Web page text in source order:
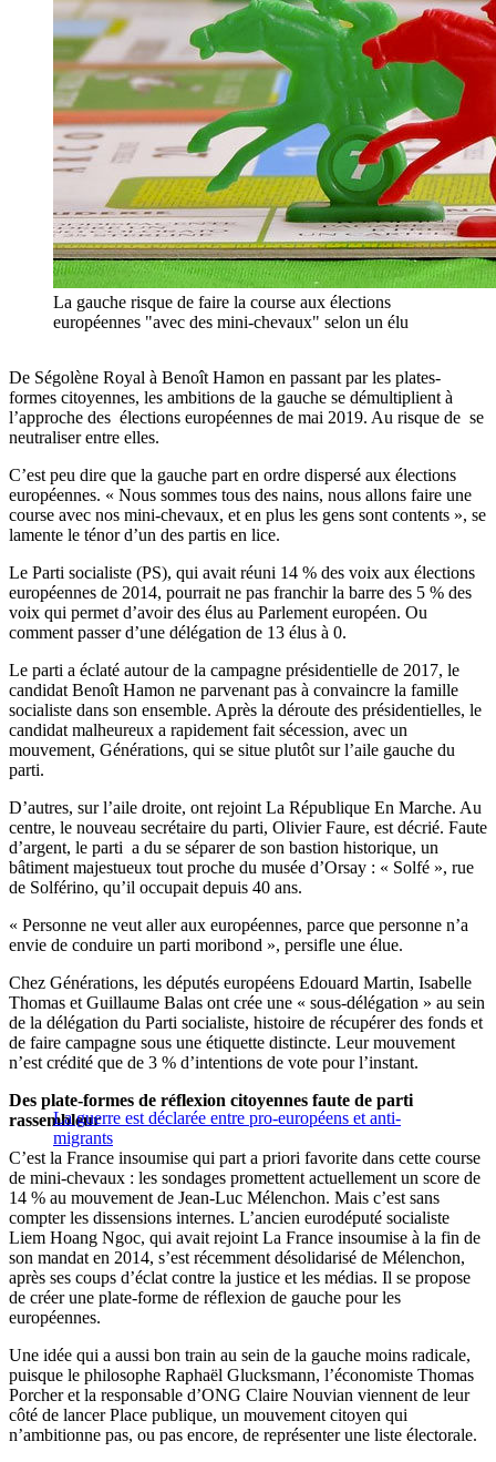
La gauche risque de faire la course aux élections
européennes "avec des mini-chevaux" selon un élu
De Ségolène Royal à Benoît Hamon en passant par les plates-
formes citoyennes, les ambitions de la gauche se démultiplient à
l’approche des élections européennes de mai 2019. Au risque de se
neutraliser entre elles.
C’est peu dire que la gauche part en ordre dispersé aux élections
européennes. « Nous sommes tous des nains, nous allons faire une
course avec nos mini-chevaux, et en plus les gens sont contents », se
lamente le ténor d’un des partis en lice.
Le Parti socialiste (PS), qui avait réuni 14 % des voix aux élections
européennes de 2014, pourrait ne pas franchir la barre des 5 % des
voix qui permet d’avoir des élus au Parlement européen. Ou
comment passer d’une délégation de 13 élus à 0.
Le parti a éclaté autour de la campagne présidentielle de 2017, le
candidat Benoît Hamon ne parvenant pas à convaincre la famille
socialiste dans son ensemble. Après la déroute des présidentielles, le
candidat malheureux a rapidement fait sécession, avec un
mouvement, Générations, qui se situe plutôt sur l’aile gauche du
parti.
D’autres, sur l’aile droite, ont rejoint La République En Marche. Au
centre, le nouveau secrétaire du parti, Olivier Faure, est décrié. Faute
d’argent, le parti a du se séparer de son bastion historique, un
bâtiment majestueux tout proche du musée d’Orsay : « Solfé », rue
de Solférino, qu’il occupait depuis 40 ans.
« Personne ne veut aller aux européennes, parce que personne n’a
envie de conduire un parti moribond », persifle une élue.
Chez Générations, les députés européens Edouard Martin, Isabelle
Thomas et Guillaume Balas ont crée une « sous-délégation » au sein
de la délégation du Parti socialiste, histoire de récupérer des fonds et
de faire campagne sous une étiquette distincte. Leur mouvement
n’est crédité que de 3 % d’intentions de vote pour l’instant.
La guerre est déclarée entre pro-européens et anti-
migrants
Des plate-formes de réflexion citoyennes faute de parti
rassembleur
C’est la France insoumise qui part a priori favorite dans cette course
de mini-chevaux : les sondages promettent actuellement un score de
14 % au mouvement de Jean-Luc Mélenchon. Mais c’est sans
compter les dissensions internes. L’ancien eurodéputé socialiste
Liem Hoang Ngoc, qui avait rejoint La France insoumise à la fin de
son mandat en 2014, s’est récemment désolidarisé de Mélenchon,
après ses coups d’éclat contre la justice et les médias. Il se propose
de créer une plate-forme de réflexion de gauche pour les
européennes.
Une idée qui a aussi bon train au sein de la gauche moins radicale,
puisque le philosophe Raphaël Glucksmann, l’économiste Thomas
Porcher et la responsable d’ONG Claire Nouvian viennent de leur
côté de lancer Place publique, un mouvement citoyen qui
n’ambitionne pas, ou pas encore, de représenter une liste électorale.